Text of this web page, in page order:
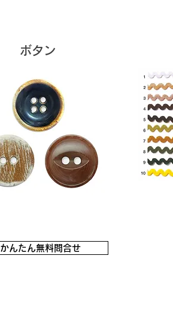
​ボタン
かんたん無料問合せ